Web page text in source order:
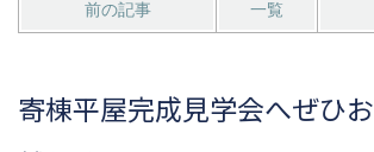
前の記事 一覧
寄棟平屋完成見学会へぜひお